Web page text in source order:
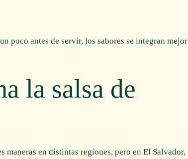
poco antes de servir, los sabores se integran mejor
la salsa de
maneras en distintas regiones, pero en El Salvador,